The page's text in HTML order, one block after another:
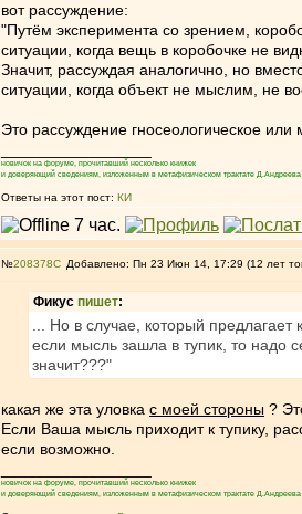
вот рассуждение:
"Путём эксперимента со зрением,
ситуации, когда вещь в коробочке не
Значит, рассуждая аналогично, но
ситуации, когда объект не мыслим, не
Это рассуждение гносеологическое или
новичок на форуме, прочитавший несколько книжек
и доверяющий сведениям, изложенным в метафизическом трактате
Ответы на этот пост: КИ
№208378 Добавлено: Пн 23 Июн 14, 17:29 (12 лет
Фикус пишет:
... Но в случае, который
если мысль зашла в тупик, то надо
значит???"
какая же эта уловка с моей стороны ?
Если Ваша мысль приходит к тупику,
если возможно.
новичок на форуме, прочитавший несколько книжек
и доверяющий сведениям, изложенным в метафизическом трактате